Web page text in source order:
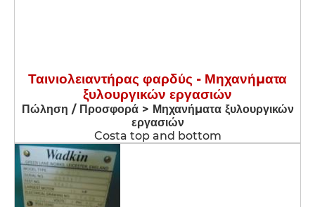
Ταινιολειαντήρας φαρδύς - Μηχανήματα
ξυλουργικών εργασιών
Πώληση / Προσφορά > Μηχανήματα ξυλουργικών
εργασιών
Costa top and bottom